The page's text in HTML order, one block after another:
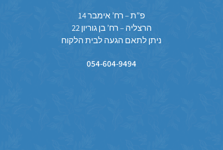
פ”ת – רח’ אימבר 14
הרצליה – רח’ בן גוריון 22
ניתן לתאם הגעה לבית הלקוח
054-604-9494